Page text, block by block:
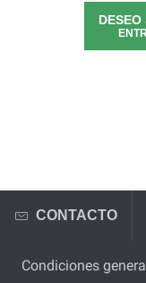
CONTACTO
Condiciones